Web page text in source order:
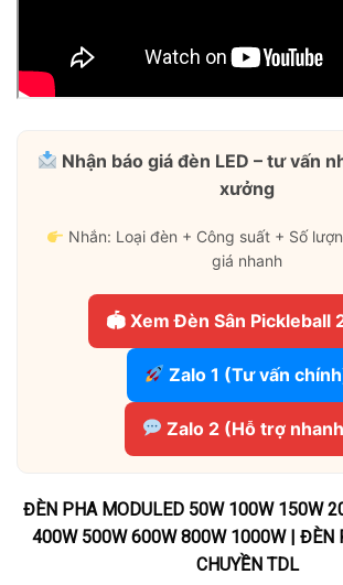
Nhận báo giá đèn LED – tư vấn
xưởng
Nhắn: Loại đèn + Công suất + Số
giá nhanh
🏟 Xem Đèn Sân Pickleball
Zalo 1 (Tư vấn
Zalo 2 (Hỗ trợ
ĐÈN PHA MODULED 50W 100W 150W
400W 500W 600W 800W 1000W | ĐÈN
CHUYỀN TDL